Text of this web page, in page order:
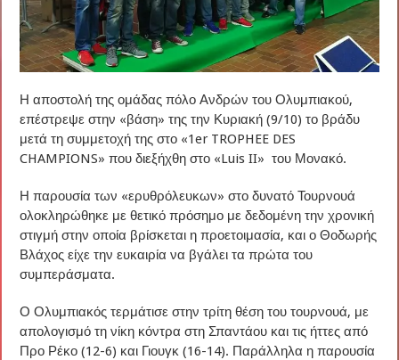
Η αποστολή της ομάδας πόλο Ανδρών του Ολυμπιακού,
επέστρεψε στην «βάση» της την Κυριακή (9/10) το βράδυ
μετά τη συμμετοχή της στο «1er TROPHEE DES
CHAMPIONS» που διεξήχθη στο «Luis II» του Μονακό.
Η παρουσία των «ερυθρόλευκων» στο δυνατό Τουρνουά
ολοκληρώθηκε με θετικό πρόσημο με δεδομένη την χρονική
στιγμή στην οποία βρίσκεται η προετοιμασία, και ο Θοδωρής
Βλάχος είχε την ευκαιρία να βγάλει τα πρώτα του
συμπεράσματα.
Ο Ολυμπιακός τερμάτισε στην τρίτη θέση του τουρνουά, με
απολογισμό τη νίκη κόντρα στη Σπαντάου και τις ήττες από
Προ Ρέκο (12-6) και Γιουγκ (16-14). Παράλληλα η παρουσία